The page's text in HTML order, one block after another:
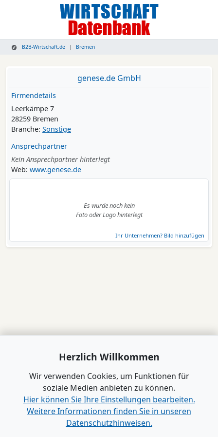
B2B-Wirtschaft.de Bremen
genese.de GmbH
Firmendetails
Leerkämpe 7
28259 Bremen
Branche: Sonstige
Ansprechpartner
Kein Ansprechpartner hinterlegt
Web: www.genese.de
Es wurde noch kein
Foto oder Logo hinterlegt
Ihr Unternehmen? Bild hinzufügen
Herzlich Willkommen
Wir verwenden Cookies, um Funktionen für
soziale Medien anbieten zu können.
Hier können Sie Ihre Einstellungen bearbeiten.
Weitere Informationen finden Sie in unseren
Datenschutzhinweisen.